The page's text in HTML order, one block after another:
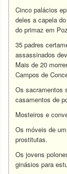
Cinco palácios
deles a capela
do primaz em
35 padres
assassinados
Mais de 20
Campos de
Os sacramentos
casamentos de
Mosteiros e
Os móveis de
prostitutas.
Os jovens
ginásios para